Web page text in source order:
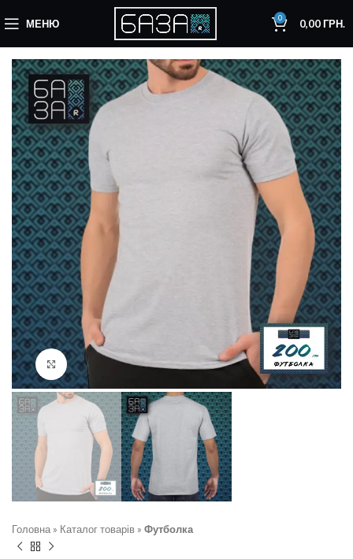
МЕНЮ 0 0,00ГРН.
Натисніть, щоб збільшити
Головна » Каталог товарів » Футболка